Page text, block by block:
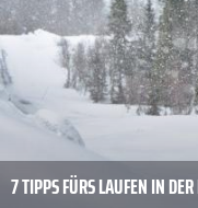
7 TIPPS FÜRS LAUFEN IN